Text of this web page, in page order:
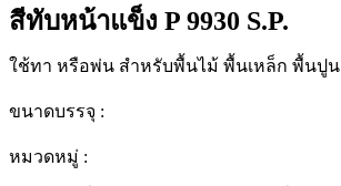
สีทับหน้าแข็ง P 9930 S.P.
ใช้ทา หรือพ่น สำหรับพื้นไม้ พื้นเหล็ก พื้นปูน
ขนาดบรรจุ :
หมวดหมู่ :